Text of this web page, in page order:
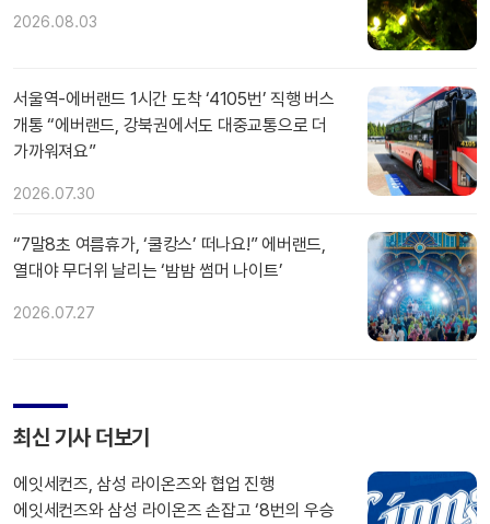
2026.08.03
서울역-에버랜드 1시간 도착 ‘4105번’ 직행 버스
개통 “에버랜드, 강북권에서도 대중교통으로 더
가까워져요”
2026.07.30
“7말8초 여름휴가, ‘쿨캉스’ 떠나요!” 에버랜드,
열대야 무더위 날리는 ‘밤밤 썸머 나이트’
2026.07.27
최신 기사 더보기
에잇세컨즈, 삼성 라이온즈와 협업 진행
에잇세컨즈와 삼성 라이온즈 손잡고 ‘8번의 우승